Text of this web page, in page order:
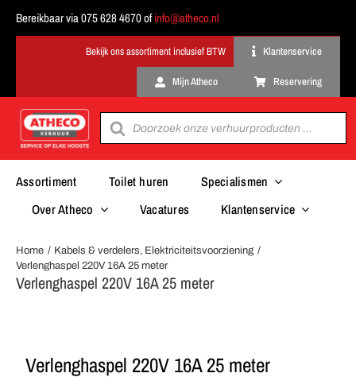
Bereikbaar via 075 628 4670 ofinfo@atheco.nl
Klantenservice
Mijn Atheco Reservering
Producten
zoeken
Assortiment Toilet huren
Specialismen
Over Atheco
Vacatures Klantenservice
Home Kabels & verdelers Elektriciteitsvoorziening
Verlenghaspel 220V 16A 25 meter
Verlenghaspel 220V 16A 25 meter
Verlenghaspel 220V 16A 25 meter